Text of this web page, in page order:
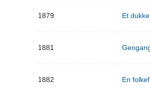
1879 Et
1881
1882 En